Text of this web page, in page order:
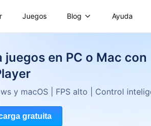
Juegos Blog Ayuda
juegos en PC o Mac con
y macOS | FPS alto | Control
gratuita